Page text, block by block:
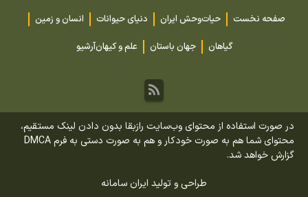
صفحه نخست حیات‌وحش ایران دنیای حیوانات
انسان و زمین
گیاهان
جهان باستان علم و کیهانآرشیو
در صورت استفاده از محتوای وب‌سایت رازبقا بدون دادن لینک مستقیم،
محتوای شما هم به صورت خودکار و هم به صورت دستی به فرم DMCA
گزارش خواهد شد.
طراحی و تولید ایران سامانه